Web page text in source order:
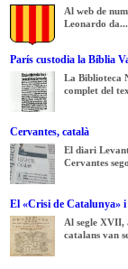
Al web de
Leonardo da...
París custodia la Bíblia
La Biblioteca
complet del
Cervantes, català
El diari
Cervantes
El «Crisi de Catalunya»
Al segle XVII,
catalans van